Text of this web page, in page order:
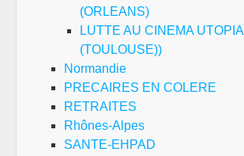
(ORLEANS)
LUTTE AU CINEMA UTOPIA
(TOULOUSE))
Normandie
PRECAIRES EN COLERE
RETRAITES
Rhônes-Alpes
SANTE-EHPAD